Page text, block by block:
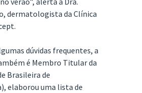
dermatologista da Clínica
dúvidas frequentes, a
é Membro Titular da
Brasileira de
elaborou uma lista de